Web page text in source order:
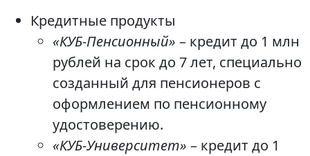
Кредитные продукты
«КУБ-Пенсионный» – кредит до 1 млн
рублей на срок до 7 лет, специально
созданный для пенсионеров с
оформлением по пенсионному
удостоверению.
«КУБ-Университет» – кредит до 1